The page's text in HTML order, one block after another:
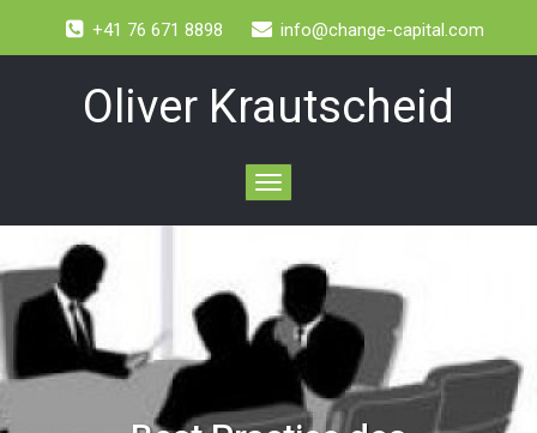
+41 76 671 8898 info@change-capital.com
Oliver Krautscheid
Toggle
navigation